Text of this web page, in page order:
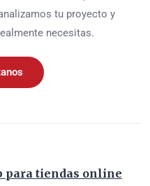
tu proyecto y
necesitas.
para tiendas online